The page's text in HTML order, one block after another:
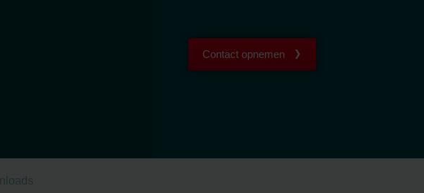
Contact opnemen